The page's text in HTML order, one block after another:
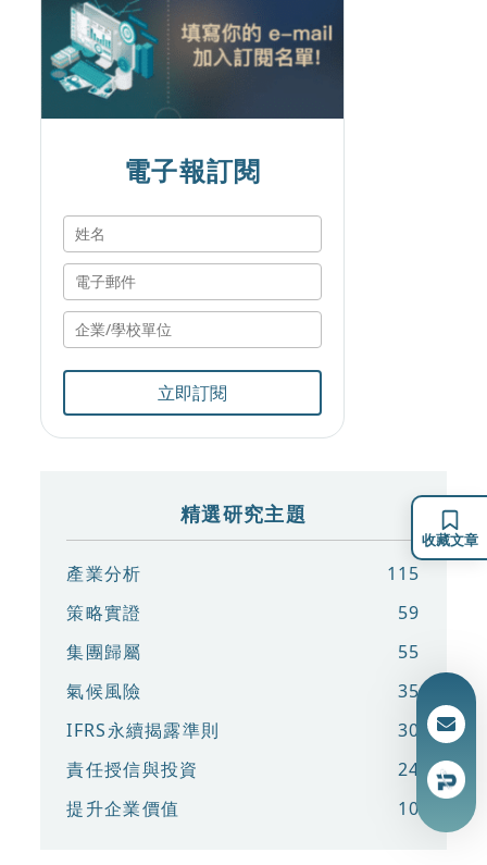
電子報訂閱
立即訂閱
精選研究主題
產業分析
115
策略實證
59
集團歸屬
55
氣候風險
35
IFRS永續揭露準則
30
責任授信與投資
24
提升企業價值
10
收藏文章